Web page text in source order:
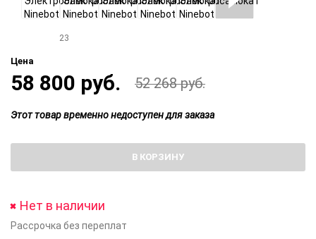
23
Цена
58 800 руб. 52 268 руб.
Этот товар временно недоступен для заказа
В КОРЗИНУ
Нет в наличии
Рассрочка без переплат